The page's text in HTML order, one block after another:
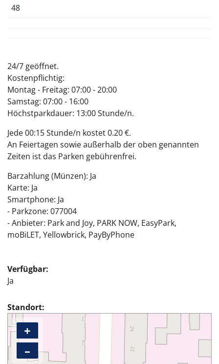
48
24/7 geöffnet.
Kostenpflichtig:
Montag - Freitag: 07:00 - 20:00
Samstag: 07:00 - 16:00
Höchstparkdauer: 13:00 Stunde/n.
Jede 00:15 Stunde/n kostet 0.20 €.
An Feiertagen sowie außerhalb der oben genannten
Zeiten ist das Parken gebührenfrei.
Barzahlung (Münzen): Ja
Karte: Ja
Smartphone: Ja
- Parkzone: 077004
- Anbieter: Park and Joy, PARK NOW, EasyPark,
moBiLET, Yellowbrick, PayByPhone
Verfügbar
Ja
Standort
+
–